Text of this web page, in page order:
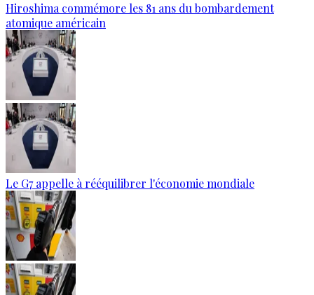
Hiroshima commémore les 81 ans du bombardement
atomique américain
Le G7 appelle à rééquilibrer l'économie mondiale